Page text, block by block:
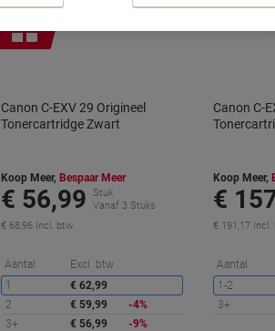
Canon C-EXV 29 Origineel
Tonercartridge Zwart
Koop Meer, Bespaar Meer
€ 56,99
Stuk
Vanaf 3 Stuks
€ 68,96 Incl. btw
Aantal Excl. btw
Korting
1
€ 62,99
2
€ 59,99
-4%
3+
€ 56,99 -9%
Canon C-
Koop Meer,
€
€ 191,17 Incl.
Aantal
1-2
3+